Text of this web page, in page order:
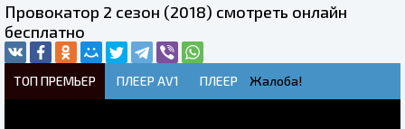
Провокатор 2 сезон (2018) смотреть онлайн
бесплатно
ТОП ПРЕМЬЕР ПЛЕЕР AV1 ПЛЕЕР Жалоба!